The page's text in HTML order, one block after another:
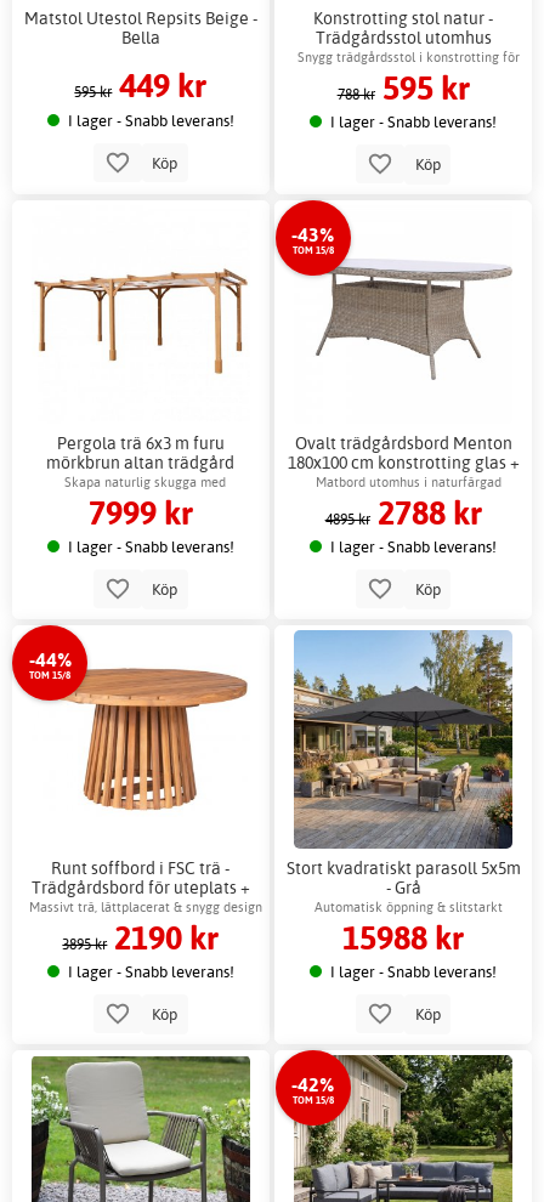
Matstol Utestol Repsits Beige -
Bella
595 kr 449 kr
I lager - Snabb leverans!
Köp
Konstrotting stol natur -
Trädgårdsstol utomhus
aluminium ben
Snygg trädgårdsstol i konstrotting för
utomhusbruk
788 kr 595 kr
I lager - Snabb leverans!
Köp
Pergola trä 6x3 m furu
mörkbrun altan trädgård
Skapa naturlig skugga med
väderbeständig furu
7999 kr
I lager - Snabb leverans!
Köp
-43%
TOM 15/8
Ovalt trädgårdsbord Menton
180x100 cm konstrotting glas +
Fläckborttagare för möbler
Matbord utomhus i naturfärgad
konstrotting
4895 kr 2788 kr
I lager - Snabb leverans!
Köp
-44%
TOM 15/8
Runt soffbord i FSC trä -
Trädgårdsbord för uteplats +
Fläckborttagare för möbler
Massivt trä, lättplacerat & snygg design
3895 kr 2190 kr
I lager - Snabb leverans!
Köp
Stort kvadratiskt parasoll 5x5m
- Grå
Automatisk öppning & slitstarkt
material
15988 kr
I lager - Snabb leverans!
Köp
-42%
TOM 15/8